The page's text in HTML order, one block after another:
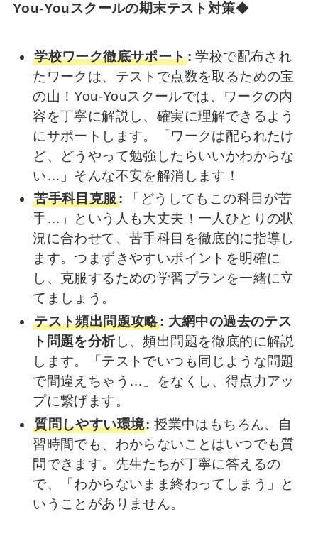
You-Youスクールの期末テスト対策◆
学校ワーク徹底サポート: 学校で配布され
たワークは、テストで点数を取るための宝
の山！You-Youスクールでは、ワークの内
容を丁寧に解説し、確実に理解できるよう
にサポートします。「ワークは配られたけ
ど、どうやって勉強したらいいかわからな
い…」そんな不安を解消します！
苦手科目克服: 「どうしてもこの科目が苦
手…」という人も大丈夫！一人ひとりの状
況に合わせて、苦手科目を徹底的に指導し
ます。つまずきやすいポイントを明確に
し、克服するための学習プランを一緒に立
てましょう。
テスト頻出問題攻略: 大網中の過去のテス
ト問題を分析し、頻出問題を徹底的に解説
します。「テストでいつも同じような問題
で間違えちゃう…」をなくし、得点力アッ
プに繋げます。
質問しやすい環境: 授業中はもちろん、自
習時間でも、わからないことはいつでも質
問できます。先生たちが丁寧に答えるの
で、「わからないまま終わってしまう」と
いうことがありません。